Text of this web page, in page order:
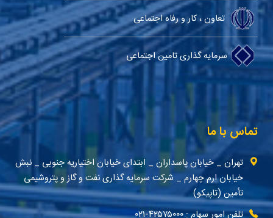
تعاون ، کار و رفاه اجتماعی
سرمایه گذاری تامین اجتماعی
تماس با ما
تهران _ خیابان پاسداران _ ابتدای خیابان اختیاریه جنوبی _ نبش
خیابان ارم چهارم _ شرکت سرمایه گذاری نفت و گاز و پتروشیمی
تأمین (تاپیکو)
تلفن امور سهام : ۴۲۵۷۵۰۰۰-۰۲۱